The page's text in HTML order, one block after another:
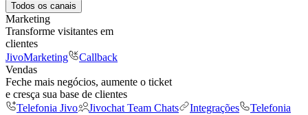
Todos os canais
Marketing
Transforme visitantes em
clientes
JivoMarketing
Callback
Vendas
Feche mais negócios, aumente o ticket
e cresça sua base de clientes
Telefonia Jivo
Jivochat Team Chats Integrações
Telefonia